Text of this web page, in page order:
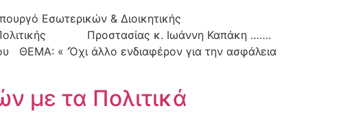
& Διοικητικής
Προστασίας κ. Ιωάννη Καπάκη …….
άλλο ενδιαφέρον για την ασφάλεια
με τα Πολιτικά